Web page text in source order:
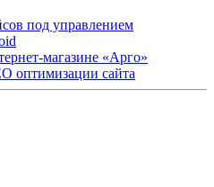
под управлением
магазине «Арго»
оптимизации сайта